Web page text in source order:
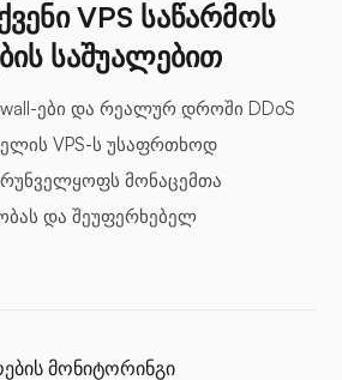
პანელები
VPS საწარმოს
საშუალებით
ები და რეალურ დროში DDoS
VPS-ს უსაფრთხოდ
მონაცემთა
და შეუფერხებელ
მონიტორინგი